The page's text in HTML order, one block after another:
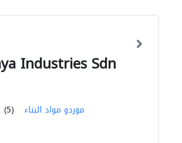
Industries Sdn
(5) موردو مواد البناء